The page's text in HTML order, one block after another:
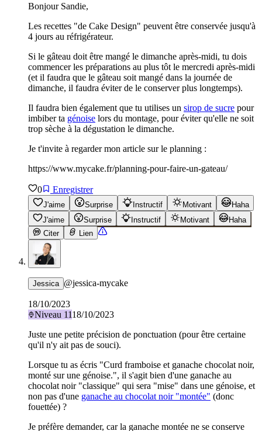
Bonjour Sandie,
Les recettes "de Cake Design" peuvent être conservée jusqu'à
4 jours au réfrigérateur.
Si le gâteau doit être mangé le dimanche après-midi, tu dois
commencer les préparations au plus tôt le mercredi après-midi
(et il faudra que le gâteau soit mangé dans la journée de
dimanche, il faudra éviter de le conserver plus longtemps).
Il faudra bien également que tu utilises un sirop de sucre pour
imbiber ta génoise lors du montage, pour éviter qu'elle ne soit
trop sèche à la dégustation le dimanche.
Je t'invite à regarder mon article sur le planning :
https://www.mycake.fr/planning-pour-faire-un-gateau/
0 Enregistrer
J'aime Surprise Instructif Motivant
Haha
J'aime
Surprise Instructif Motivant
Haha
Citer
Lien
Jessica @jessica-mycake
18/10/2023
Niveau 1118/10/2023
Juste une petite précision de ponctuation (pour être certaine
qu'il n'y ait pas de souci).
Lorsque tu as écris "Curd framboise et ganache chocolat noir,
monté sur une génoise.", il s'agit bien d'une ganache au
chocolat noir "classique" qui sera "mise" dans une génoise, et
non pas d'une ganache au chocolat noir "montée" (donc
fouettée) ?
Je préfère demander, car la ganache montée ne se conserve